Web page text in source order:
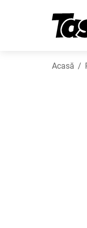
Acasă